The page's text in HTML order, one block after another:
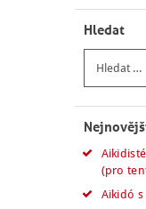
Hledat
(pro
Aikidó